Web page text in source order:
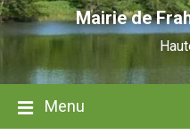
Mairie de
Menu